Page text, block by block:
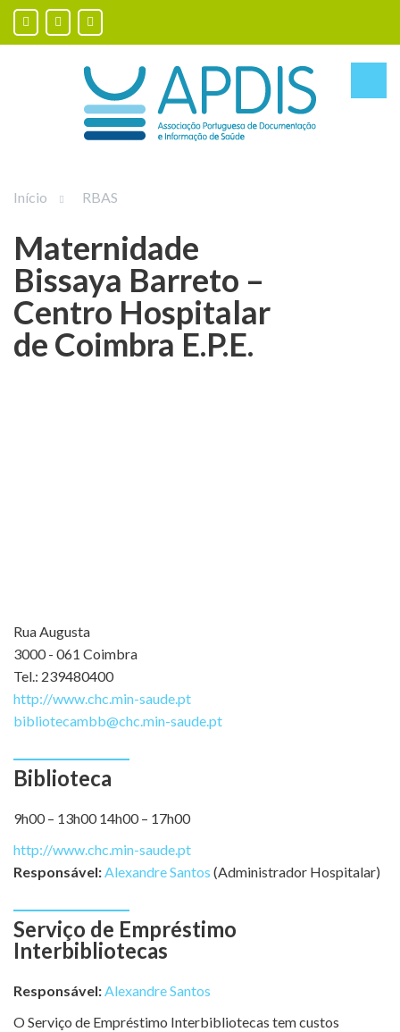
Início RBAS
Maternidade
Bissaya Barreto –
Centro Hospitalar
de Coimbra E.P.E.
Rua Augusta
3000 - 061 Coimbra
Tel.: 239480400
http://www.chc.min-saude.pt
bibliotecambb@chc.min-saude.pt
Biblioteca
9h00 – 13h00 14h00 – 17h00
http://www.chc.min-saude.pt
Responsável:Alexandre Santos (Administrador Hospitalar)
Serviço de Empréstimo
Interbibliotecas
Responsável:Alexandre Santos
O Serviço de Empréstimo Interbibliotecas tem custos